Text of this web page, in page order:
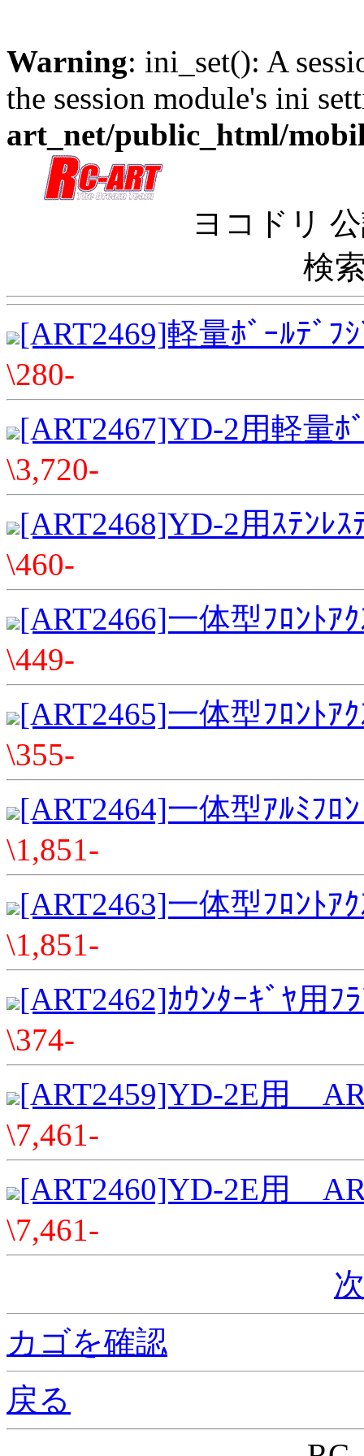
Warning: ini_set(): A
the session module's ini
art_net/public_html/
ヨコドリ
検
[ART2469]軽量ﾎﾞｰﾙﾃﾞﾌ
\280-
[ART2467]YD-2用軽量ﾎ
\3,720-
[ART2468]YD-2用ｽﾃﾝﾚｽ
\460-
[ART2466]一体型ﾌﾛﾝﾄ
\449-
[ART2465]一体型ﾌﾛﾝﾄ
\355-
[ART2464]一体型ｱﾙﾐﾌﾛ
\1,851-
[ART2463]一体型ﾌﾛﾝﾄｱ
\1,851-
[ART2462]ｶｳﾝﾀｰｷﾞﾔ用ﾌ
\374-
[ART2459]YD-2E用
\7,461-
[ART2460]YD-2E用
\7,461-
カゴを確認
戻る